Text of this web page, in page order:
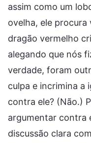
assim como um
ovelha, ele procura
dragão vermelho
alegando que nós
verdade, foram
culpa e incrimina a
contra ele? (Não.)
argumentar contra
discussão clara